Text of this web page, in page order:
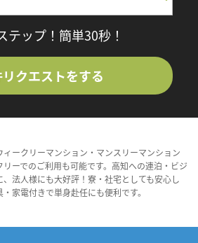
テップ！簡単30秒！
クエストをする
ークリーマンション・マンスリーマンション
ーでのご利用も可能です。高知への連泊・ビジ
法人様にも大好評！寮・社宅としても安心し
家電付きで単身赴任にも便利です。